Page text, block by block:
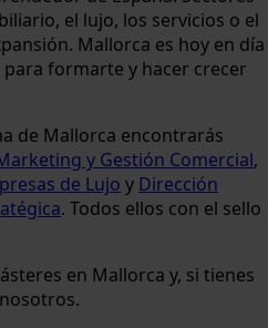
el lujo, los servicios o el
Mallorca es hoy en día
formarte y hacer crecer
de Mallorca encontrarás
y Gestión Comercial,
de Lujo y Dirección
. Todos ellos con el sello
en Mallorca y, si tienes